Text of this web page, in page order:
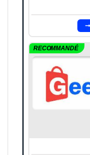
RECOMMANDÉ